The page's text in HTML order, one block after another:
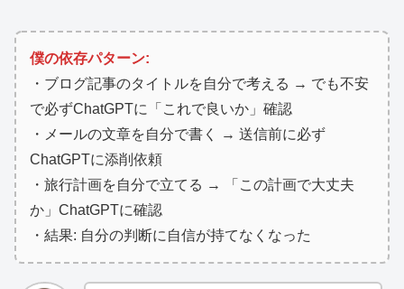
僕の依存パターン:
・ブログ記事のタイトルを自分で考える → でも不安
で必ずChatGPTに「これで良いか」確認
・メールの文章を自分で書く → 送信前に必ず
ChatGPTに添削依頼
・旅行計画を自分で立てる → 「この計画で大丈夫
か」ChatGPTに確認
・結果: 自分の判断に自信が持てなくなった